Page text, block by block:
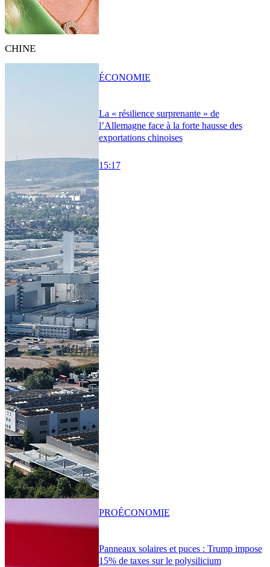
CHINE
La « résilience surprenante » de
l’Allemagne face à la forte hausse des
exportations chinoises
15:17
ÉCONOMIE
Panneaux solaires et puces : Trump impose
15% de taxes sur le polysilicium
PROÉCONOMIE